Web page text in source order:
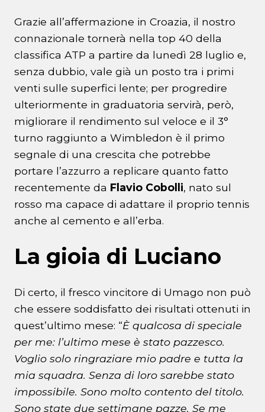
Grazie all’affermazione in Croazia, il nostro
connazionale tornerà nella top 40 della
classifica ATP a partire da lunedì 28 luglio e,
senza dubbio, vale già un posto tra i primi
venti sulle superfici lente; per progredire
ulteriormente in graduatoria servirà, però,
migliorare il rendimento sul veloce e il 3°
turno raggiunto a Wimbledon è il primo
segnale di una crescita che potrebbe
portare l’azzurro a replicare quanto fatto
recentemente da Flavio Cobolli, nato sul
rosso ma capace di adattare il proprio tennis
anche al cemento e all’erba.
La gioia di Luciano
Di certo, il fresco vincitore di Umago non può
che essere soddisfatto dei risultati ottenuti in
quest’ultimo mese: “È qualcosa di speciale
per me: l’ultimo mese è stato pazzesco.
Voglio solo ringraziare mio padre e tutta la
mia squadra. Senza di loro sarebbe stato
impossibile. Sono molto contento del titolo.
Sono state due settimane pazze. Se me